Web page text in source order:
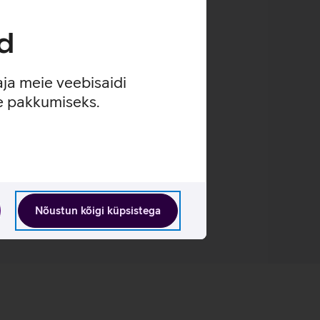
meie veebisaidi
pakkumiseks.
Nõustun kõigi küpsistega
alati segamatult.
AirPlay 2 hääljuhtimist.